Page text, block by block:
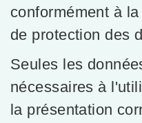
conformément à
de protection des
Seules les
nécessaires à
la présentation